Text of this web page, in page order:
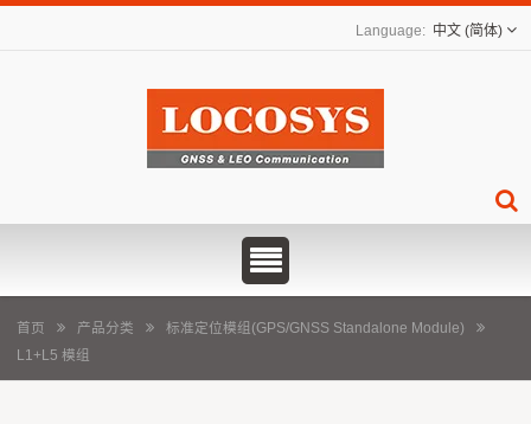
中文 (简体)
首页 产品分类
标准定位模组(GPS/GNSS Standalone Module)
L1+L5 模组